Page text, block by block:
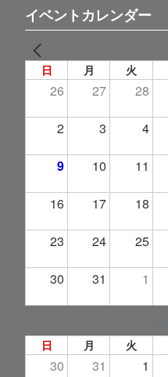
イベントカレンダー
日 月 火
26 27 28
2 3 4
9 10 11
16 17 18
23 24 25
30 31 1
日 月 火
30 31 1